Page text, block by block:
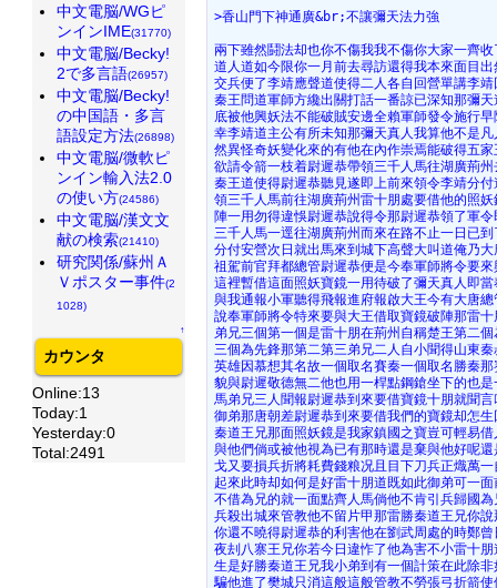
>香山門下神通廣&br;不讓彌天法力強
兩下雖然鬪法却也你不傷我我不傷你大家一齊
道人道如今限你一月前去尋訪還得我本來面目
交兵便了李靖應聲道使得二人各自回營單講李
秦王問道軍師方纔出關打話一番諒已深知那彌
底被他興妖法不能破賊安邊全賴軍師發令施行
幸李靖道主公有所未知那彌天真人我算他不是
然異怪奇妖變化來的有他在內作崇焉能破得五
欲請令箭一枝着尉遲恭帶領三千人馬往湖廣荊
秦王道使得尉遲恭聽見遂即上前來領令李靖分
領三千人馬前往湖廣荊州雷十朋處要借他的照
陣一用勿得違悞尉遲恭說得令那尉遲恭領了軍
三千人馬一逕往湖廣荊州而來在路不止一日已
分付安營次日就出馬來到城下高聲大叫道俺乃
祖駕前官拜都總管尉遲恭便是今奉軍師將令要
這裡暫借這面照妖寶鏡一用待破了彌天真人即
與我通報小軍聽得飛報進府報啟大王今有大唐
說奉軍師將令特來要與大王借取寶鏡破陣那雷
弟兄三個第一個是雷十朋在荊州自稱楚王第二
三個為先鋒那第二第三弟兄二人自小聞得山東
英雄因慕想其名故一個取名賽秦一個取名勝秦
貌與尉遲敬德無二他也用一桿點鋼鎗坐下的也
馬弟兄三人聞報尉遲恭到來要借寶鏡十朋就聞
御弟那唐朝差尉遲恭到來要借我們的寶鏡却怎
秦道王兄那面照妖鏡是我家鎮國之寶豈可輕易
與他們倘或被他視為已有那時還是棄與他好呢
戈又要損兵折將耗費錢粮况且目下刀兵正熾萬
起來此時却如何是好雷十朋道既如此御弟可一
不借為兄的就一面點齊人馬倘他不肯引兵歸國
兵殺出城來管教他不留片甲那雷勝秦道王兄你
你還不曉得尉遲恭的利害他在劉武周處的時鄭
夜刦八寨王兄你若今日違怍了他為害不小雷十
生是好勝秦道王兄我小弟到有一個計策在此除
騙他進了樊城只消這般這般管教不勞張弓折箭
中文電脳/WGピ
ンインIME(31770)
中文電脳/Becky!
2で多言語(26957)
中文電脳/Becky!
の中国語・多言
語設定方法(26898)
中文電脳/微軟ピ
ンイン輸入法2.0
の使い方(24586)
中文電脳/漢文文
献の検索(21410)
研究関係/蘇州Ａ
Ｖポスター事件(2
1028)
↑
カウンタ
Online:13
Today:1
Yesterday:0
Total:2491